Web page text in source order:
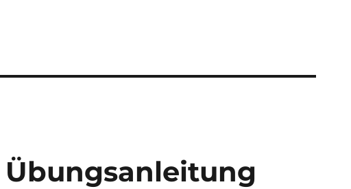
Übungsanleitung